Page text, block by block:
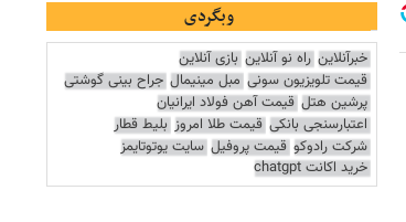
وبگردی
خبرآنلاین راه نو آنلاین بازی آنلاین
قیمت تلویزیون سونی مبل مینیمال جراح بینی گوشتی
پرشین هتل قیمت آهن فولاد ایرانیان
اعتبارسنجی بانکی قیمت طلا امروز بلیط قطار
شرکت رادوکو قیمت پروفیل سایت یوتوتایمز
خرید اکانت chatgpt